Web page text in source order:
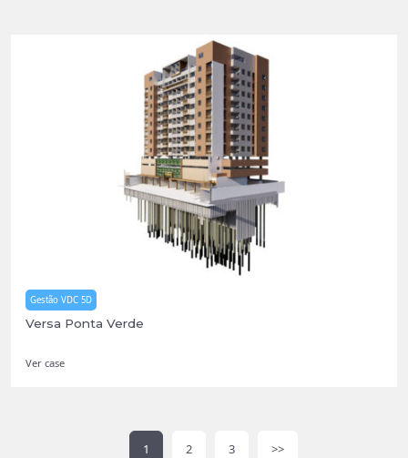
Gestão VDC 5D
Versa Ponta Verde
Ver case
1 2 3 >>